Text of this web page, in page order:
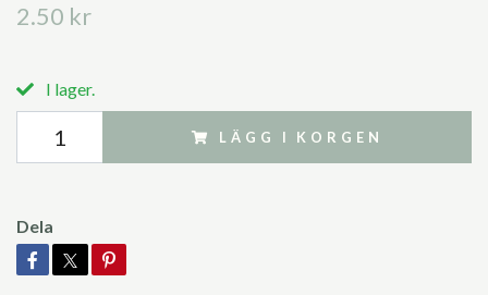
2.50 kr
I lager.
LÄGG I KORGEN
Dela